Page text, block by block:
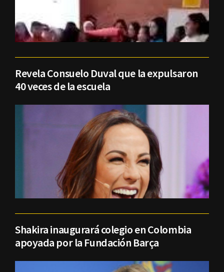
Revela Consuelo Duval que la expulsaron
40 veces de la escuela
Shakira inaugurará colegio en Colombia
apoyada por la Fundación Barça